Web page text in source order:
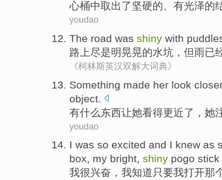
心桶中取出了 坚硬的、 有光泽的
youdao
The road was shiny with
路上尽是明晃晃的水坑 ， 但雨已
《柯林斯英汉双解大词典》
Something made her look
object.
有什么东西让她看得更近了，她
youdao
I was so excited and I knew as
box, my bright, shiny pogo
我很兴奋，我知道只要我打开那